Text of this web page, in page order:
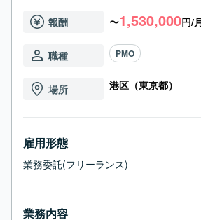
報酬 〜1,530,000円/
職種 PMO
場所 港区（東京都）
雇用形態
業務委託(フリーランス)
業務内容